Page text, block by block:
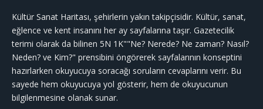
Kültür Sanat Haritası, şehirlerin yakın takipçisidir. Kültür, sanat,
eğlence ve kent insanını her ay sayfalarına taşır. Gazetecilik
terimi olarak da bilinen 5N 1K""Ne? Nerede? Ne zaman? Nasıl?
Neden? ve Kim?" prensibini öngörerek sayfalarının konseptini
hazırlarken okuyucuya soracağı soruların cevaplarını verir. Bu
sayede hem okuyucuya yol gösterir, hem de okuyucunun
bilgilenmesine olanak sunar.